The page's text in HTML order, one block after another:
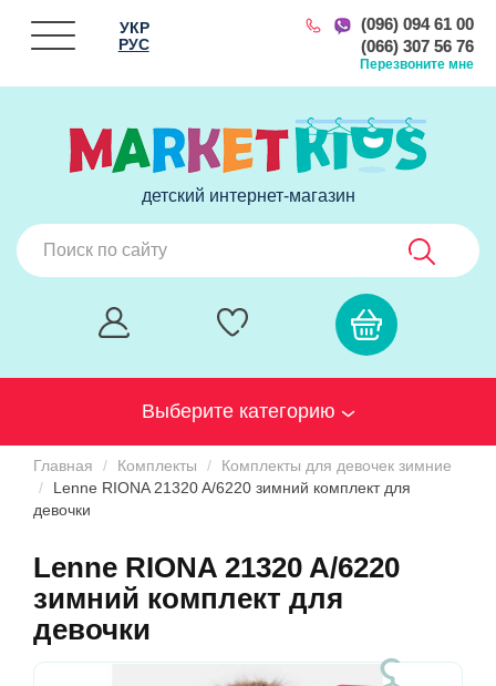
(096) 094 61 00
(066) 307 56 76
Перезвоните мне
УКР
РУС
детский интернет-магазин
Выберите категорию
Главная Комплекты
Комплекты для девочек зимние
Lenne RIONA 21320 A/6220 зимний комплект для
девочки
Lenne RIONA 21320 A/6220
зимний комплект для
девочки